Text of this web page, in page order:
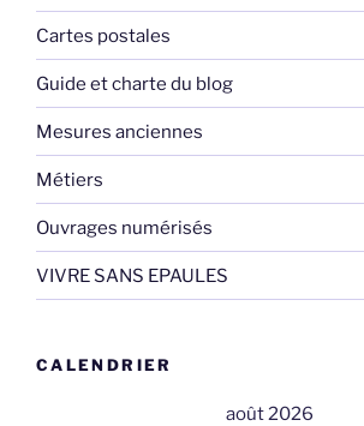
Cartes postales
Guide et charte du blog
Mesures anciennes
Métiers
Ouvrages numérisés
VIVRE SANS EPAULES
CALENDRIER
août 2026